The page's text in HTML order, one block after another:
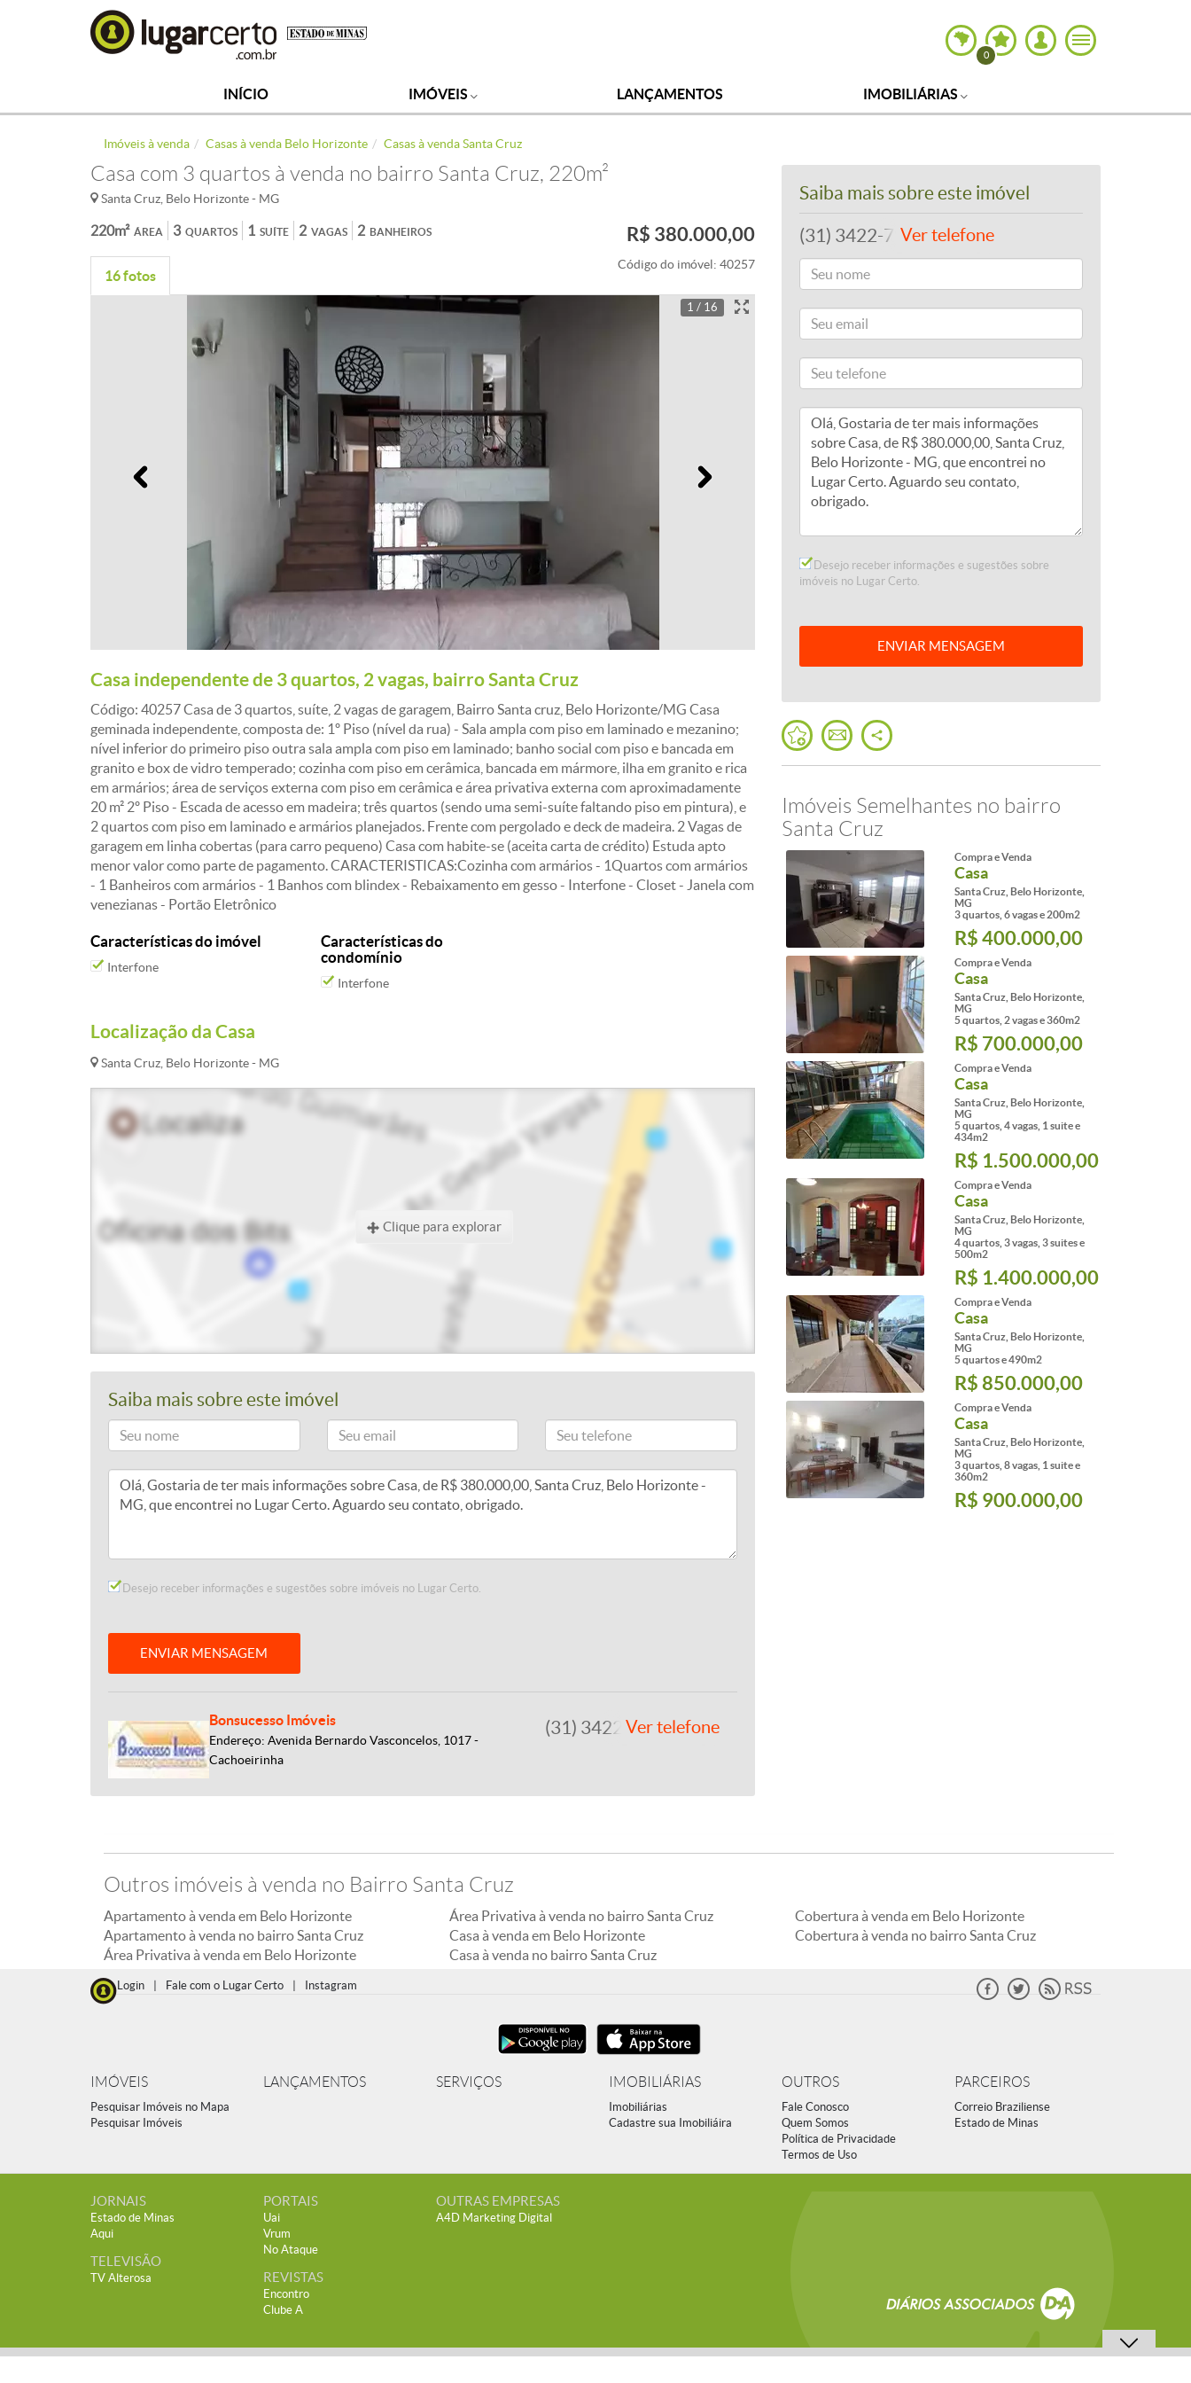
0
INÍCIO IMÓVEIS LANÇAMENTOS IMOBILIÁRIAS
Imóveis à venda Casas à venda Belo Horizonte Casas à venda Santa Cruz
Casa com 3 quartos à venda no bairro Santa Cruz, 220m²
Santa Cruz, Belo Horizonte - MG
ÁREA
220m² QUARTOS
3 SUÍTE
1 VAGAS
2 BANHEIROS
2 R$ 380.000,00
16 fotos
Código do imóvel: 40257
1 / 16
Casa independente de 3 quartos, 2 vagas, bairro Santa Cruz
Código: 40257 Casa de 3 quartos, suíte, 2 vagas de garagem, Bairro Santa cruz, Belo Horizonte/MG Casa
geminada independente, composta de: 1º Piso (nível da rua) - Sala ampla com piso em laminado e mezanino;
nível inferior do primeiro piso outra sala ampla com piso em laminado; banho social com piso e bancada em
granito e box de vidro temperado; cozinha com piso em cerâmica, bancada em mármore, ilha em granito e rica
em armários; área de serviços externa com piso em cerâmica e área privativa externa com aproximadamente
20 m² 2º Piso - Escada de acesso em madeira; três quartos (sendo uma semi-suíte faltando piso em pintura), e
2 quartos com piso em laminado e armários planejados. Frente com pergolado e deck de madeira. 2 Vagas de
garagem em linha cobertas (para carro pequeno) Casa com habite-se (aceita carta de crédito) Estuda apto
menor valor como parte de pagamento. CARACTERISTICAS:Cozinha com armários - 1Quartos com armários
- 1 Banheiros com armários - 1 Banhos com blindex - Rebaixamento em gesso - Interfone - Closet - Janela com
venezianas - Portão Eletrônico
Características do imóvel
Interfone
Características do
condomínio
Interfone
Localização da Casa
Santa Cruz, Belo Horizonte - MG
Clique para explorar
Saiba mais sobre este imóvel
Desejo receber informações e sugestões sobre imóveis no Lugar Certo.
ENVIAR MENSAGEM
Bonsucesso Imóveis
Endereço: Avenida Bernardo Vasconcelos, 1017 -
Cachoeirinha
(31) 3422-7979Ver telefone
Saiba mais sobre este imóvel
(31) 3422-7979Ver telefone
Desejo receber informações e sugestões sobre
imóveis no Lugar Certo.
ENVIAR MENSAGEM
Imóveis Semelhantes no bairro
Santa Cruz
Compra e Venda
Casa
Santa Cruz, Belo Horizonte,
MG
3 quartos, 6 vagas e 200m2
R$ 400.000,00
Compra e Venda
Casa
Santa Cruz, Belo Horizonte,
MG
5 quartos, 2 vagas e 360m2
R$ 700.000,00
Compra e Venda
Casa
Santa Cruz, Belo Horizonte,
MG
5 quartos, 4 vagas, 1 suite e
434m2
R$ 1.500.000,00
Compra e Venda
Casa
Santa Cruz, Belo Horizonte,
MG
4 quartos, 3 vagas, 3 suites e
500m2
R$ 1.400.000,00
Compra e Venda
Casa
Santa Cruz, Belo Horizonte,
MG
5 quartos e 490m2
R$ 850.000,00
Compra e Venda
Casa
Santa Cruz, Belo Horizonte,
MG
3 quartos, 8 vagas, 1 suite e
360m2
R$ 900.000,00
Outros imóveis à venda no Bairro Santa Cruz
Apartamento à venda em Belo Horizonte
Apartamento à venda no bairro Santa Cruz
Área Privativa à venda em Belo Horizonte
Área Privativa à venda no bairro Santa Cruz
Casa à venda em Belo Horizonte
Casa à venda no bairro Santa Cruz
Cobertura à venda em Belo Horizonte
Cobertura à venda no bairro Santa Cruz
Login Fale com o Lugar Certo Instagram
IMÓVEIS
Pesquisar Imóveis no Mapa
Pesquisar Imóveis
LANÇAMENTOS SERVIÇOS IMOBILIÁRIAS
Imobiliárias
Cadastre sua Imobiliáira
OUTROS
Fale Conosco
Quem Somos
Política de Privacidade
Termos de Uso
PARCEIROS
Correio Braziliense
Estado de Minas
JORNAIS
Estado de Minas
Aqui
TELEVISÃO
TV Alterosa
PORTAIS
Uai
Vrum
No Ataque
REVISTAS
Encontro
Clube A
OUTRAS EMPRESAS
A4D Marketing Digital